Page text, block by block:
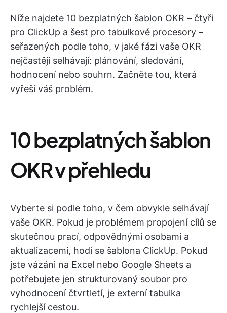
Níže najdete 10 bezplatných šablon OKR – čtyři
pro ClickUp a šest pro tabulkové procesory –
seřazených podle toho, v jaké fázi vaše OKR
nejčastěji selhávají: plánování, sledování,
hodnocení nebo souhrn. Začněte tou, která
vyřeší váš problém.
10 bezplatných šablon
OKR v přehledu
Vyberte si podle toho, v čem obvykle selhávají
vaše OKR. Pokud je problémem propojení cílů se
skutečnou prací, odpovědnými osobami a
aktualizacemi, hodí se šablona ClickUp. Pokud
jste vázáni na Excel nebo Google Sheets a
potřebujete jen strukturovaný soubor pro
vyhodnocení čtvrtletí, je externí tabulka
rychlejší cestou.